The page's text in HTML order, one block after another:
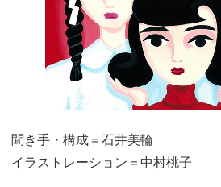
聞き手・構成＝石井美輪
イラストレーション＝中村桃子